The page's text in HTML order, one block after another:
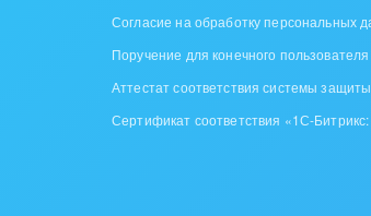
Согласие на обработку персональных
Поручение для конечного пользователя
Аттестат соответствия системы
Сертификат соответствия «1С-